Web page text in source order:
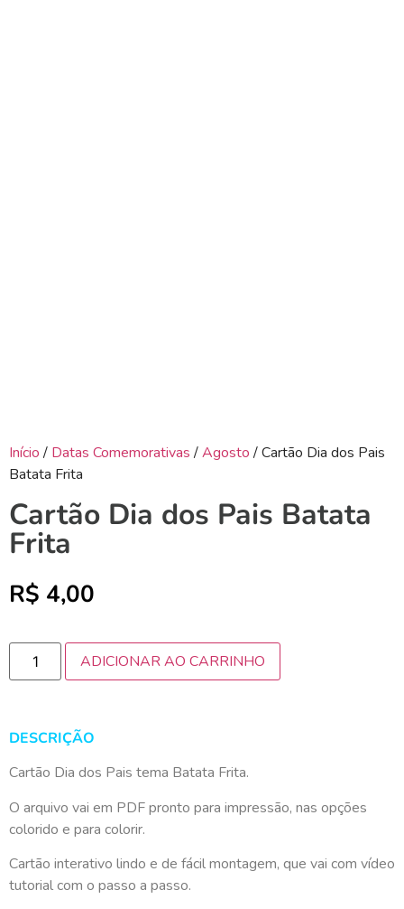
Início / Datas Comemorativas /Agosto / Cartão Dia dos Pais
Batata Frita
Cartão Dia dos Pais Batata
Frita
R$ 4,00
ADICIONAR AO CARRINHO
DESCRIÇÃO
Cartão Dia dos Pais tema Batata Frita.
O arquivo vai em PDF pronto para impressão, nas opções
colorido e para colorir.
Cartão interativo lindo e de fácil montagem, que vai com vídeo
tutorial com o passo a passo.